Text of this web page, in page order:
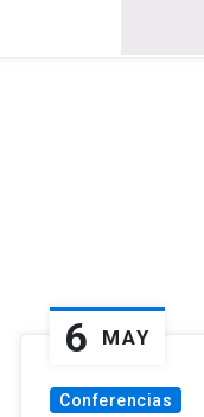
6 MAY
Conferencias